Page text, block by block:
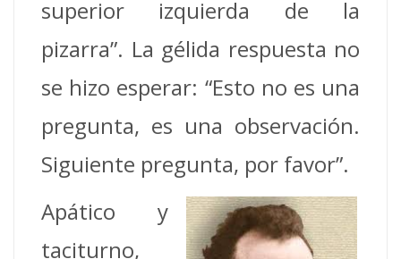
superior izquierda de la
pizarra”. La gélida respuesta no
se hizo esperar: “Esto no es una
pregunta, es una observación.
Siguiente pregunta, por favor”.
Apático y
taciturno,